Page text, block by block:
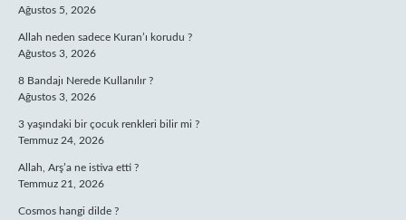
Ağustos 5, 2026
Allah neden sadece Kuran’ı korudu ?
Ağustos 3, 2026
8 Bandajı Nerede Kullanılır ?
Ağustos 3, 2026
3 yaşındaki bir çocuk renkleri bilir mi ?
Temmuz 24, 2026
Allah, Arş’a ne istiva etti ?
Temmuz 21, 2026
Cosmos hangi dilde ?